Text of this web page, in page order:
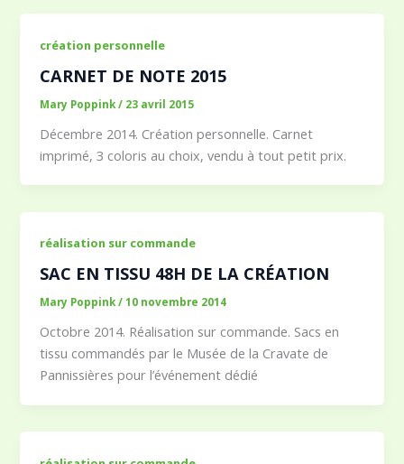
création personnelle
CARNET DE NOTE 2015
Mary Poppink/ 23 avril 2015
Décembre 2014. Création personnelle. Carnet
imprimé, 3 coloris au choix, vendu à tout petit prix.
réalisation sur commande
SAC EN TISSU 48H DE LA CRÉATION
Mary Poppink/10 novembre 2014
Octobre 2014. Réalisation sur commande. Sacs en
tissu commandés par le Musée de la Cravate de
Pannissières pour l’événement dédié